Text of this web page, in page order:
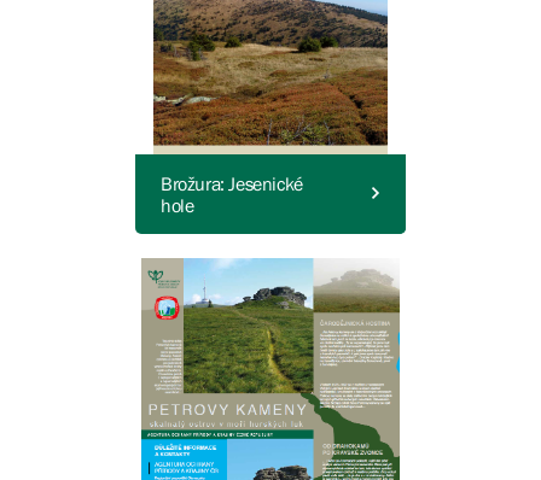
Brožura: Jesenické
hole